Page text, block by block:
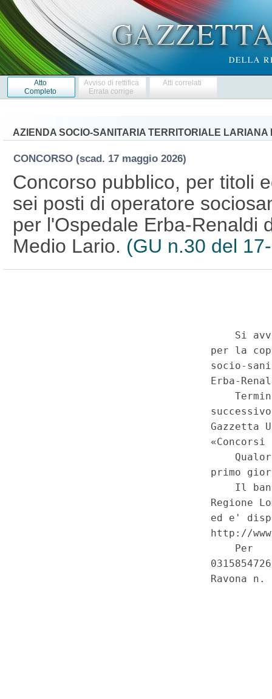
Atto
Completo
Avviso di rettifica
Errata corrige
Atti correlati
AZIENDA SOCIO-SANITARIA TERRITORIALE LARIANA
CONCORSO (scad. 17 maggio 2026)
Concorso pubblico, per titoli
sei posti di operatore
per l'Ospedale Erba-Renaldi
Medio Lario. (GU n.30 del